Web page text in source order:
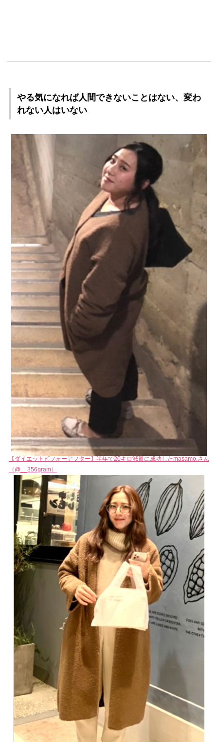
る気になれば人間できないことはない、変わ
れない人はいない
【ダイエットビフォーアフター】半年で20キロ減量に成功したmasamo.さん
（@__356gram）